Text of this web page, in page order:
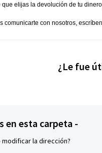
que elijas la devolución de tu
comunicarte con nosotros,
¿Le fue
en esta carpeta -
modificar la dirección?